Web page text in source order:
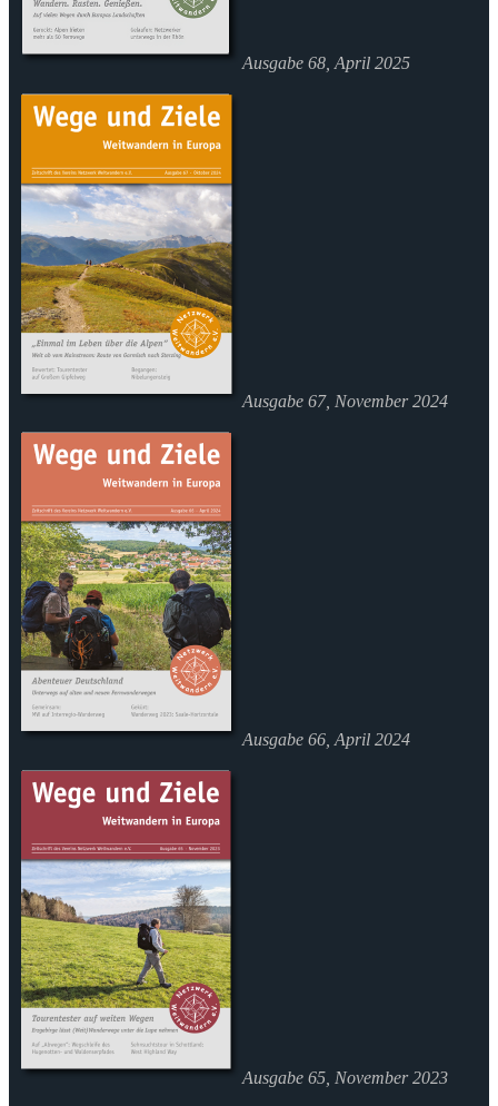
Ausgabe 68, April 2025
Ausgabe 67, November 2024
Ausgabe 66, April 2024
Ausgabe 65, November 2023